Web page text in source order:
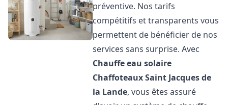
préventive. Nos tarifs
compétitifs et transparents vous
permettent de bénéficier de nos
services sans surprise. Avec
Chauffe eau solaire
ChaffoteauxSaint Jacques de
la Lande, vous êtes assuré